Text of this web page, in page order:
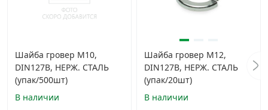
Шайба гровер М10,
DIN127B, НЕРЖ. СТАЛЬ
(упак/500шт)
В наличии
Шайба гровер М12,
DIN127B, НЕРЖ. СТАЛЬ
(упак/20шт)
В наличии